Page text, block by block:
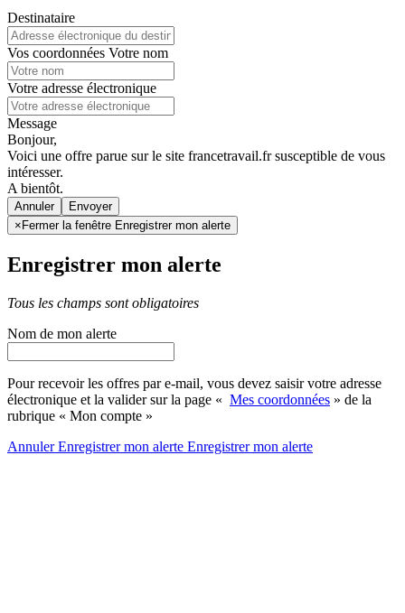
Destinataire
Vos coordonnées Votre nom
Votre adresse électronique
Message
Bonjour,
Voici une offre parue sur le site francetravail.fr susceptible de vous
intéresser.
A bientôt.
Annuler
× Fermer la fenêtre Enregistrer mon alerte
Enregistrer mon alerte
Tous les champs sont obligatoires
Nom de mon alerte
Pour recevoir les offres par e-mail, vous devez saisir votre adresse
électronique et la valider sur la page « Mes coordonnées » de la
rubrique « Mon compte »
AnnulerEnregistrer mon alerte Enregistrermon alerte